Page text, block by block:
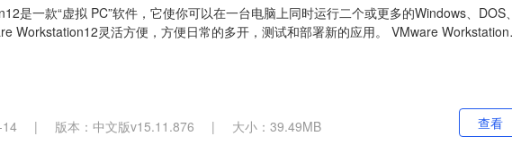
是一款“虚拟 PC”软件，它使你可以在一台电脑上同时运行二个或更多的Windows、DOS、
Workstation12灵活方便，方便日常的多开，测试和部署新的应用。 VMware Workstation
| 版本：中文版v15.11.876 |
大小：39.49MB
查看